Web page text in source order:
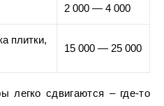
2 000 — 4 000
плитки,
15 000 — 25 000
легко сдвигаются – где-то